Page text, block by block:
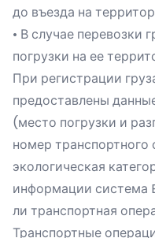
до въезда на
• В случае перевозки
погрузки на ее
При регистрации
предоставлены
(место погрузки и
номер транспортного
экологическая
информации система
ли транспортная
Транспортные